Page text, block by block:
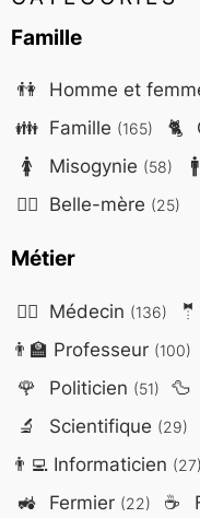
Famille
👫 Homme et
👪 Famille (165) 🐈
🚺 Misogynie (58) 🚹
🤷‍♀️ Belle-mère (25)
Métier
👨‍⚕️ Médecin (136) 🤵
👨‍🏫 Professeur (100)
🌹 Politicien (51) 🦆
🔬 Scientifique (29)
👨‍💻Informaticien (27)
🚜 Fermier (22) ☕